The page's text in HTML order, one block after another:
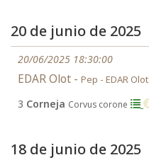
20 de junio de 2025
20/06/2025 18:30:00
EDAR Olot - Pep - EDAR Olot
3 Corneja Corvus corone
18 de junio de 2025